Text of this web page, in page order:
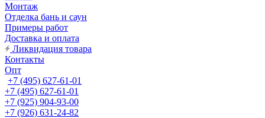
Монтаж
Отделка бань и саун
Примеры работ
Доставка и оплата
Ликвидация товара
Контакты
Опт
+7 (495) 627-61-01
+7 (495) 627-61-01
+7 (925) 904-93-00
+7 (926) 631-24-82